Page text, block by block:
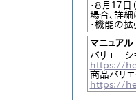
・８月１７
場合、詳細
・機能の拡
マニュアル
バリエー
https://
商品バリエ
https://